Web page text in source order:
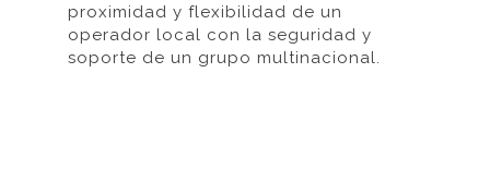
proximidad y flexibilidad de un
operador local con la seguridad y
soporte de un grupo multinacional.